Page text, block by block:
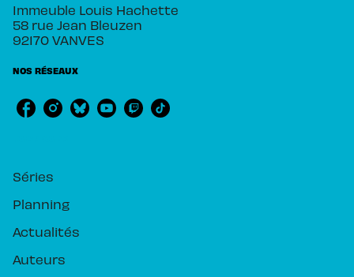
Immeuble Louis Hachette
58 rue Jean Bleuzen
92170 VANVES
NOS RÉSEAUX
Séries
Planning
Actualités
Auteurs